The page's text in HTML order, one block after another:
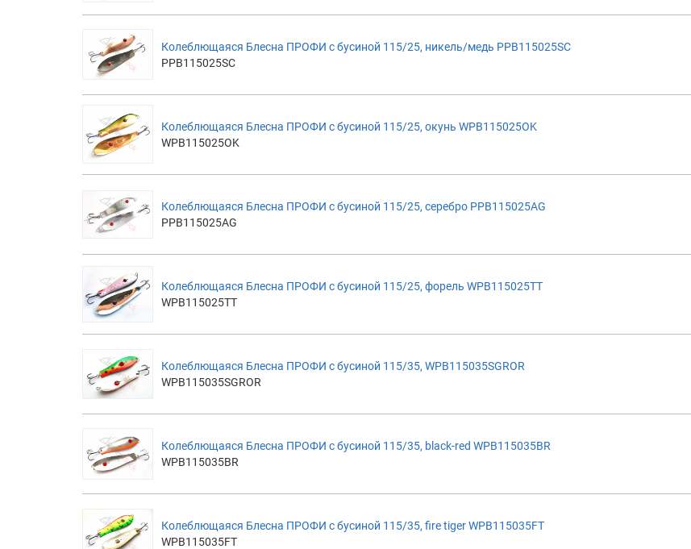
Колеблющаяся Блесна ПРОФИ с бусиной 115/25, никель/медь PPB115025SC
PPB115025SC
Колеблющаяся Блесна ПРОФИ с бусиной 115/25, окунь WPB115025OK
WPB115025OK
Колеблющаяся Блесна ПРОФИ с бусиной 115/25, серебро PPB115025AG
PPB115025AG
Колеблющаяся Блесна ПРОФИ с бусиной 115/25, форель WPB115025TT
WPB115025TT
Колеблющаяся Блесна ПРОФИ с бусиной 115/35, WPB115035SGROR
WPB115035SGROR
Колеблющаяся Блесна ПРОФИ с бусиной 115/35, black-red WPB115035BR
WPB115035BR
Колеблющаяся Блесна ПРОФИ с бусиной 115/35, fire tiger WPB115035FT
WPB115035FT